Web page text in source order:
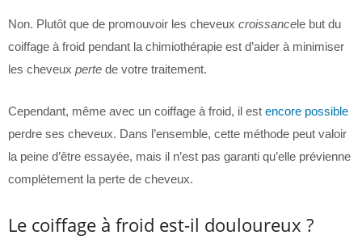
Non. Plutôt que de promouvoir les cheveux croissancele but du
coiffage à froid pendant la chimiothérapie est d’aider à minimiser
les cheveux perte de votre traitement.
Cependant, même avec un coiffage à froid, il est encore possible
perdre ses cheveux. Dans l’ensemble, cette méthode peut valoir
la peine d’être essayée, mais il n’est pas garanti qu’elle prévienne
complètement la perte de cheveux.
Le coiffage à froid est-il douloureux ?